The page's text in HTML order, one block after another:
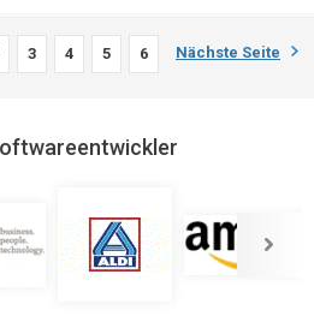
3 4 5 6 Nächste Seite